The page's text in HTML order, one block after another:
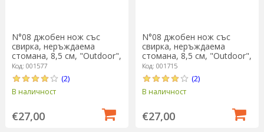
N°08 джобен нож със
свирка, неръждаема
стомана, 8,5 см, "Outdoor",
Soft Orange - Opinel
Код: 001577
(2)
В наличност
€27,00
N°08 джобен нож със
свирка, неръждаема
стомана, 8,5 см, "Outdoor",
Green - Opinel
Код: 001715
(2)
В наличност
€27,00